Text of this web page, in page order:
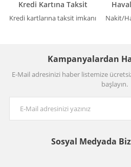
Kredi Kartına Taksit
Kredi kartlarına taksit imkanı Nakit/
Kampanyalardan
E-Mail adresinizi haber listemize
başlayın.
Sosyal Medyada